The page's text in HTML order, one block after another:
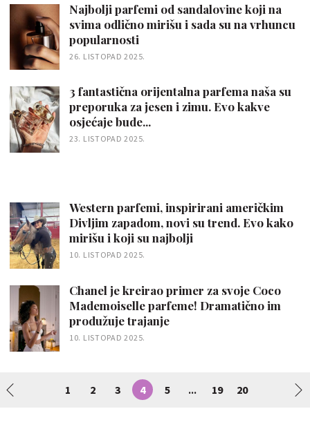
Najbolji parfemi od sandalovine koji na
svima odlično mirišu i sada su na vrhuncu
popularnosti
26. LISTOPAD 2025.
3 fantastična orijentalna parfema naša su
preporuka za jesen i zimu. Evo kakve
osjećaje bude...
23. LISTOPAD 2025.
Western parfemi, inspirirani američkim
Divljim zapadom, novi su trend. Evo kako
mirišu i koji su najbolji
10. LISTOPAD 2025.
Chanel je kreirao primer za svoje Coco
Mademoiselle parfeme! Dramatično im
produžuje trajanje
10. LISTOPAD 2025.
1 2 3 4 5 ... 19 20